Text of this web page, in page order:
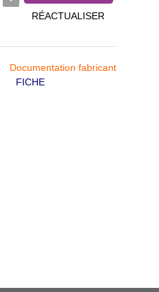
RÉACTUALISER
Documentation fabricant
FICHE